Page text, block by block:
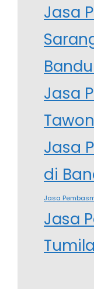
Jasa
Jasa
Jasa
di
Jasa
Jasa